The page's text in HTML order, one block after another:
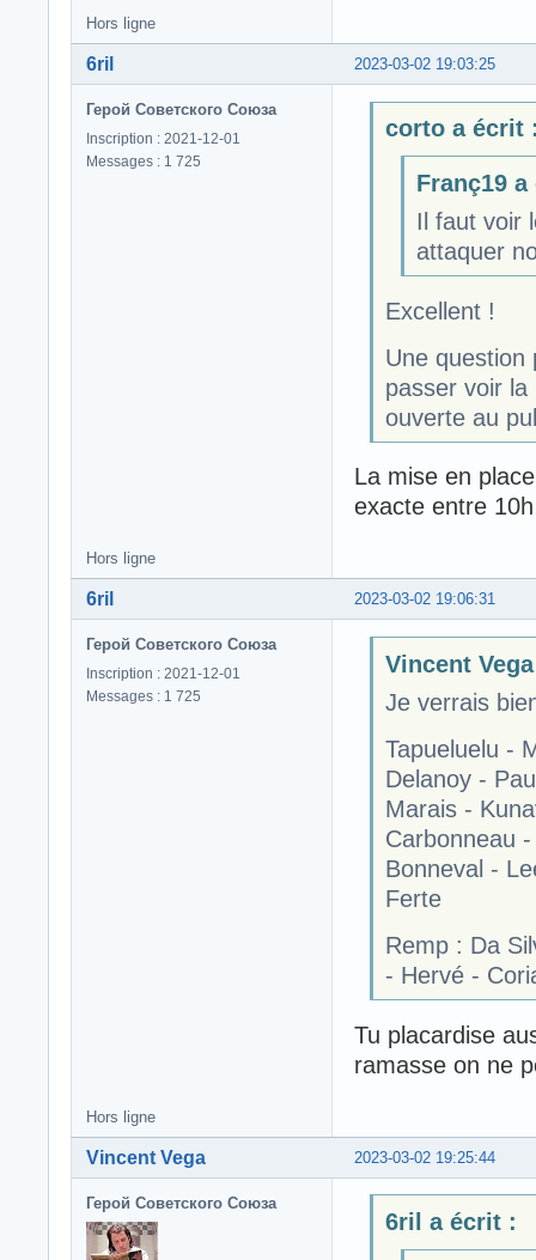
Hors ligne
2023-03-02 19:03:25
6ril
Герой Советского Союза
Inscription : 2021-12-01
Messages : 1 725
corto a écrit
Franç19
Il faut voir
attaquer
Excellent !
Une question
passer voir
ouverte au
La mise en
exacte entre
Hors ligne
2023-03-02 19:06:31
6ril
Герой Советского Союза
Inscription : 2021-12-01
Messages : 1 725
Vincent
Je verrais
Tapueluelu -
Delanoy -
Marais -
Carbonneau
Bonneval -
Ferte
Remp : Da
- Hervé -
Tu placardise
ramasse on ne
Hors ligne
2023-03-02 19:25:44
Vincent Vega
Герой Советского Союза
6ril a écrit :